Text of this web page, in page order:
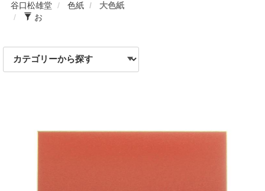
谷口松雄堂 色紙
大色紙
お